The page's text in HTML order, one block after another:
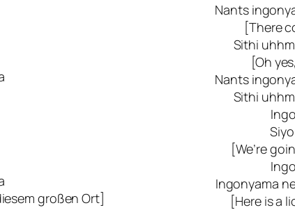
großen Ort]
Nants
[There
Sithi
[Oh
Nants
Sithi
[We’re
Ingonyama
[Here is a